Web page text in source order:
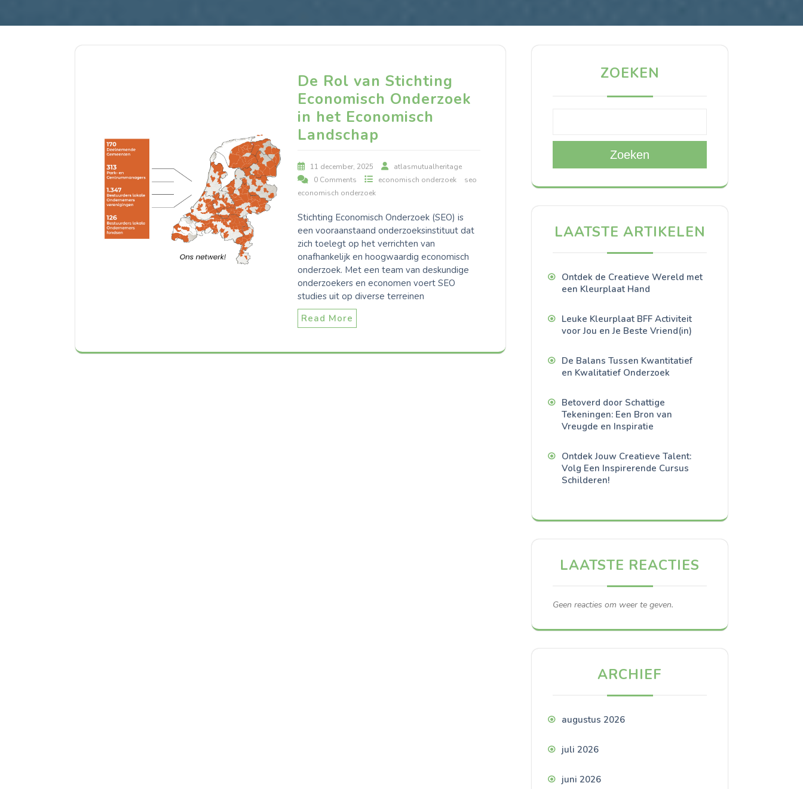
De Rol van Stichting
Economisch Onderzoek
in het Economisch
Landschap
11 december, 2025
atlasmutualheritage
0 Comments
economisch onderzoek
seo
economisch onderzoek
Stichting Economisch Onderzoek (SEO) is
een vooraanstaand onderzoeksinstituut dat
zich toelegt op het verrichten van
onafhankelijk en hoogwaardig economisch
onderzoek. Met een team van deskundige
onderzoekers en economen voert SEO
studies uit op diverse terreinen
Read More
ZOEKEN
Zoeken
LAATSTE ARTIKELEN
Ontdek de Creatieve Wereld met
een Kleurplaat Hand
Leuke Kleurplaat BFF Activiteit
voor Jou en Je Beste Vriend(in)
De Balans Tussen Kwantitatief
en Kwalitatief Onderzoek
Betoverd door Schattige
Tekeningen: Een Bron van
Vreugde en Inspiratie
Ontdek Jouw Creatieve Talent:
Volg Een Inspirerende Cursus
Schilderen!
LAATSTE REACTIES
Geen reacties om weer te geven.
ARCHIEF
augustus 2026
juli 2026
juni 2026